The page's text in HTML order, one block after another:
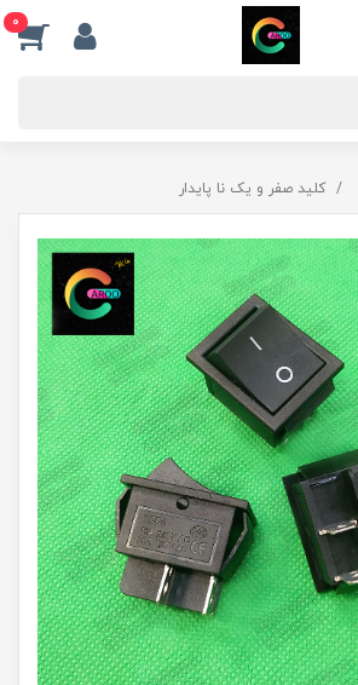
0
کلید صفر و یک نا پایدار